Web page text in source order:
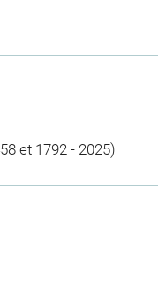
et 1792 - 2025)